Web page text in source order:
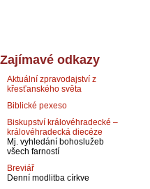
Zajímavé odkazy
Aktuální zpravodajství z
křesťanského světa
Biblické pexeso
Biskupství královéhradecké –
královéhradecká diecéze
Mj. vyhledání bohoslužeb
všech farností
Breviář
Denní modlitba církve